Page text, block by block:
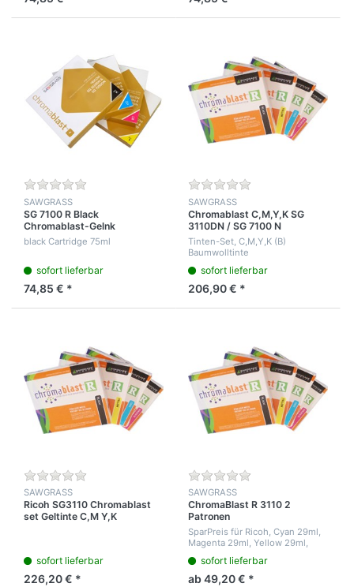
SAWGRASS
SG 7100 R Black
Chromablast-Gelnk
black Cartridge 75ml
sofort lieferbar
74,85 € *
SAWGRASS
Chromablast C,M,Y,K SG
3110DN / SG 7100 N
Baumwolle Gelset
Tinten-Set, C,M,Y,K (B)
Baumwolltinte
sofort lieferbar
206,90 € *
SAWGRASS
Ricoh SG3110 Chromablast
set Geltinte C,M Y,K
sofort lieferbar
226,20 € *
SAWGRASS
ChromaBlast R 3110 2
Patronen
SparPreis für Ricoh, Cyan 29ml,
Magenta 29ml, Yellow 29ml,
black 42ml. bei Schwarz ist mehr
Tinte und daher teurer.
sofort lieferbar
ab 49,20 € *